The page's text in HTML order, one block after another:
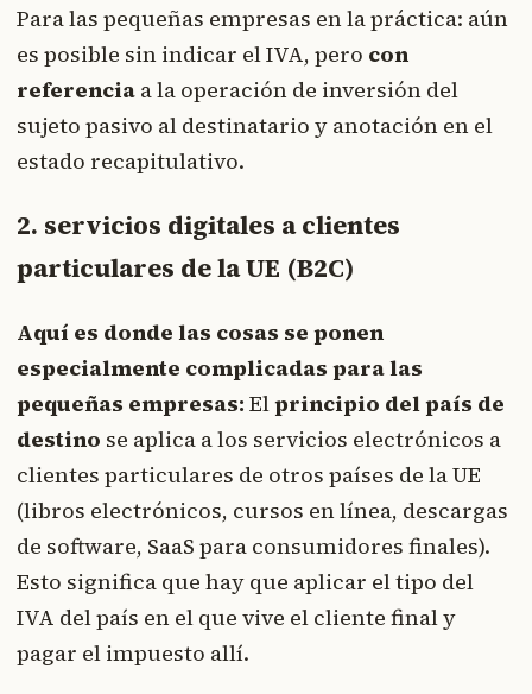
Para las pequeñas empresas en la práctica: aún
es posible sin indicar el IVA, pero con
referencia a la operación de inversión del
sujeto pasivo al destinatario y anotación en el
estado recapitulativo.
2. servicios digitales a clientes
particulares de la UE (B2C)
Aquí es donde las cosas se ponen
especialmente complicadas para las
pequeñas empresas: Elprincipio del país de
destino se aplica a los servicios electrónicos a
clientes particulares de otros países de la UE
(libros electrónicos, cursos en línea, descargas
de software, SaaS para consumidores finales).
Esto significa que hay que aplicar el tipo del
IVA del país en el que vive el cliente final y
pagar el impuesto allí.